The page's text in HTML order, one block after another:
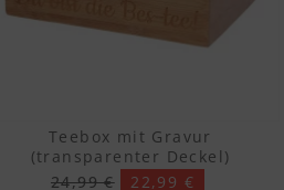
Teebox mit Gravur
(transparenter Deckel)
24,99 €
22,99 €